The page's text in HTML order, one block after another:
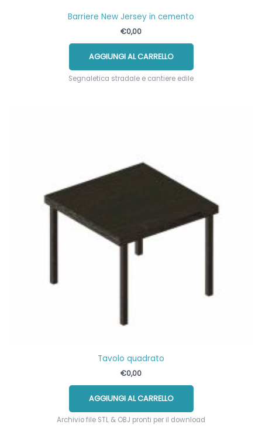
Barriere New Jersey in cemento
€0,00
AGGIUNGI AL CARRELLO
Segnaletica stradale e cantiere edile
Tavolo quadrato
€0,00
AGGIUNGI AL CARRELLO
Archivio file STL & OBJ pronti per il download